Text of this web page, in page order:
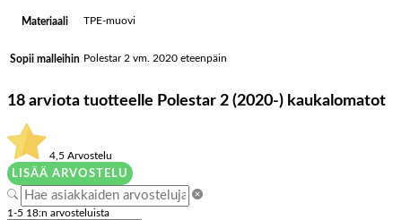
Materiaali TPE-muovi
Sopii malleihin Polestar 2 vm. 2020 eteenpäin
18 arviota tuotteelle Polestar 2 (2020-) kaukalomatot
4,5 Arvostelu
LISÄÄ ARVOSTELU
1-5 18:n arvosteluista